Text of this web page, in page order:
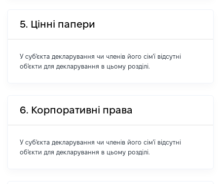
5. Цінні папери
У суб'єкта декларування чи членів його сім'ї відсутні
об'єкти для декларування в цьому розділі.
6. Корпоративні права
У суб'єкта декларування чи членів його сім'ї відсутні
об'єкти для декларування в цьому розділі.